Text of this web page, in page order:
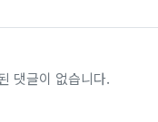
댓글이 없습니다.